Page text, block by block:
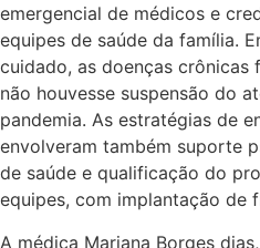
emergencial de médicos e
equipes de saúde da família.
cuidado, as doenças crônicas
não houvesse suspensão do
pandemia. As estratégias de
envolveram também suporte
de saúde e qualificação do
equipes, com implantação de
A médica Mariana Borges